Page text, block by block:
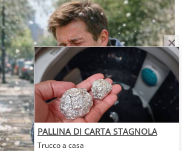
PALLINA DI CARTA STAGNOLA
Trucco a casa